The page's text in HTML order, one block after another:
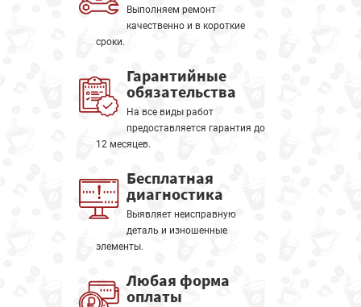
Выполняем ремонт
качественно и в короткие
сроки.
Гарантийные
обязательства
На все виды работ
предоставляется гарантия до
12 месяцев.
Бесплатная
диагностика
Выявляет неисправную
деталь и изношенные
элементы.
Любая форма
оплаты